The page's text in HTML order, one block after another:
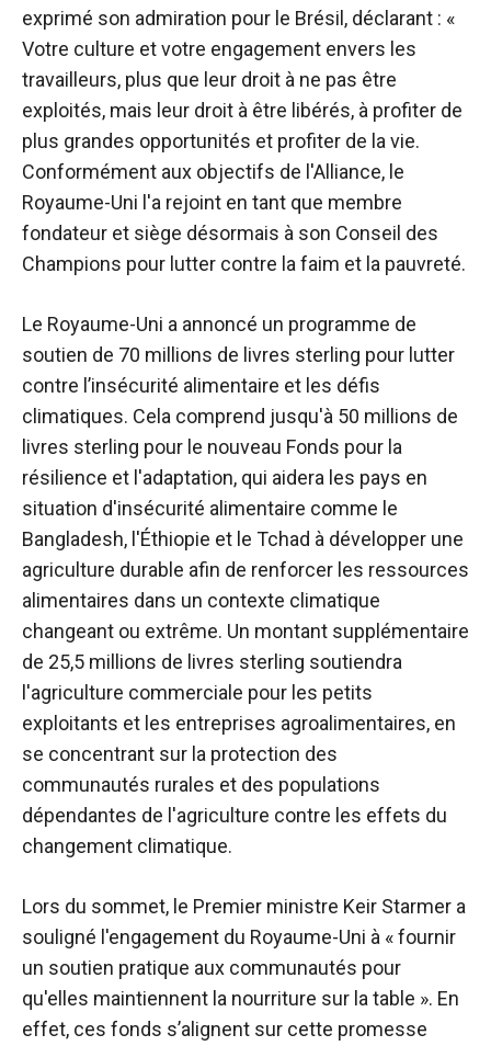
exprimé son admiration pour le Brésil, déclarant : «
Votre culture et votre engagement envers les
travailleurs, plus que leur droit à ne pas être
exploités, mais leur droit à être libérés, à profiter de
plus grandes opportunités et profiter de la vie.
Conformément aux objectifs de l'Alliance, le
Royaume-Uni l'a rejoint en tant que membre
fondateur et siège désormais à son Conseil des
Champions pour lutter contre la faim et la pauvreté.
Le Royaume-Uni a annoncé un programme de
soutien de 70 millions de livres sterling pour lutter
contre l’insécurité alimentaire et les défis
climatiques. Cela comprend jusqu'à 50 millions de
livres sterling pour le nouveau Fonds pour la
résilience et l'adaptation, qui aidera les pays en
situation d'insécurité alimentaire comme le
Bangladesh, l'Éthiopie et le Tchad à développer une
agriculture durable afin de renforcer les ressources
alimentaires dans un contexte climatique
changeant ou extrême. Un montant supplémentaire
de 25,5 millions de livres sterling soutiendra
l'agriculture commerciale pour les petits
exploitants et les entreprises agroalimentaires, en
se concentrant sur la protection des
communautés rurales et des populations
dépendantes de l'agriculture contre les effets du
changement climatique.
Lors du sommet, le Premier ministre Keir Starmer a
souligné l'engagement du Royaume-Uni à « fournir
un soutien pratique aux communautés pour
qu'elles maintiennent la nourriture sur la table ». En
effet, ces fonds s’alignent sur cette promesse